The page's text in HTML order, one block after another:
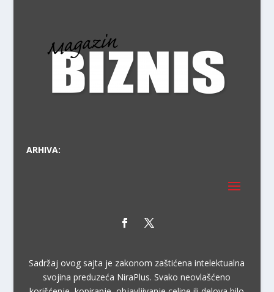
ARHIVA:
Sadržaj ovog sajta je zakonom zaštićena intelektualna
svojina preduzeća NiraPlus. Svako neovlašćeno